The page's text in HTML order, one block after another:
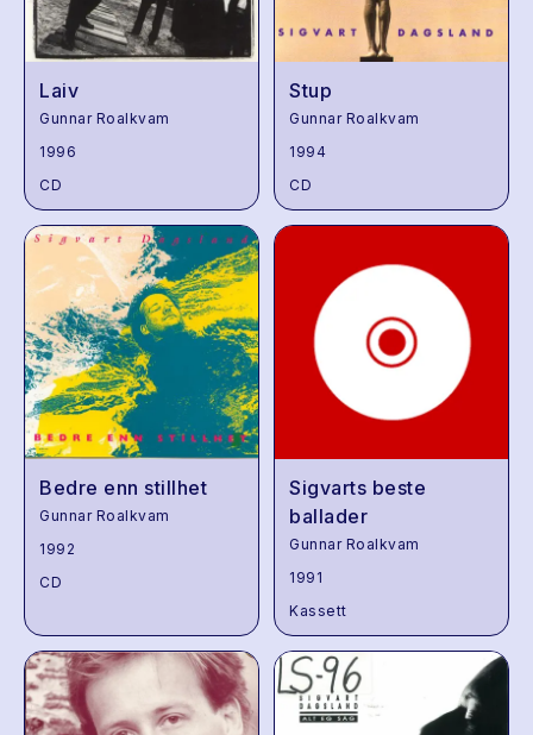
Laiv
Gunnar Roalkvam
1996
CD
Stup
Gunnar Roalkvam
1994
CD
Bedre enn stillhet
Gunnar Roalkvam
1992
CD
Sigvarts beste
ballader
Gunnar Roalkvam
1991
Kassett